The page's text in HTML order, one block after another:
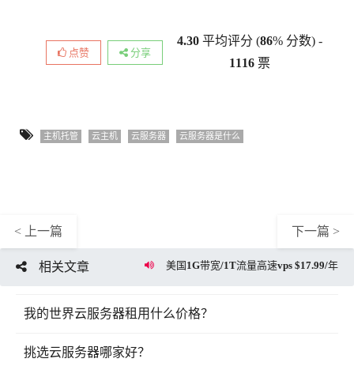
点赞 分享
4.30 平均评分 (86% 分数) -
1116 票
主机托管 云主机 云服务器 云服务器是什么
< 上一篇 下一篇 >
相关文章 美国1G带宽/1T流量高速vps $17.99/年
我的世界云服务器租用什么价格？
挑选云服务器哪家好？